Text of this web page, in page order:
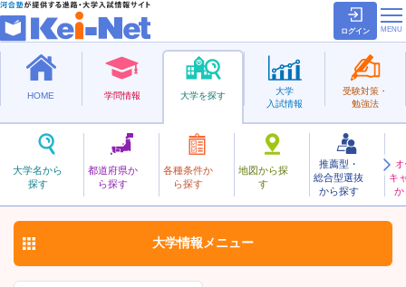
ログイン
HOME 学問情報 大学を探す
大学名から
探す
都道府県か
ら探す
各種条件か
ら探す
地図から探
す
推薦型・
総合型選抜
から探す
キ
か
大学
入試情報
受験対策・
勉強法
私立
てんし
天使大学 お気に入り
大学情報 メニュー